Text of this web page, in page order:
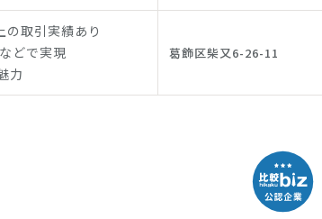
取引実績あり
どで実現
力
葛飾区柴又6-26-11